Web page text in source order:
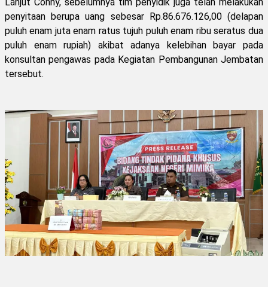
Lanjut Conny, sebelumnya tim penyidik juga telah melakukan
penyitaan berupa uang sebesar Rp.86.676.126,00 (delapan
puluh enam juta enam ratus tujuh puluh enam ribu seratus dua
puluh enam rupiah) akibat adanya kelebihan bayar pada
konsultan pengawas pada Kegiatan Pembangunan Jembatan
tersebut.